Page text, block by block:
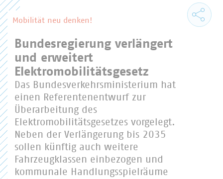
Mobilität neu denken!
Bundesregierung verlängert
und erweitert
Elektromobilitätsgesetz
Das Bundesverkehrsministerium hat
einen Referentenentwurf zur
Überarbeitung des
Elektromobilitätsgesetzes vorgelegt.
Neben der Verlängerung bis 2035
sollen künftig auch weitere
Fahrzeugklassen einbezogen und
kommunale Handlungsspielräume